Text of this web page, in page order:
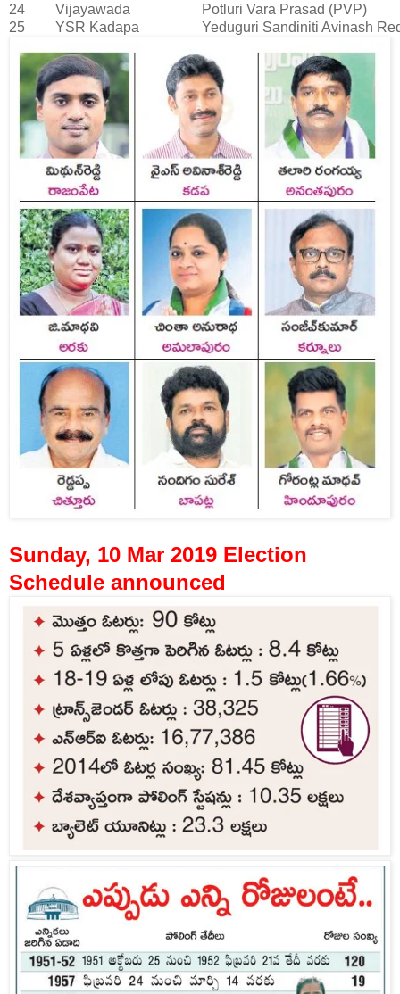
24
Vijayawada
Potluri Vara Prasad (PVP)
25
YSR Kadapa Yeduguri Sandiniti Avinash
Sunday, 10 Mar 2019 Election
Schedule announced